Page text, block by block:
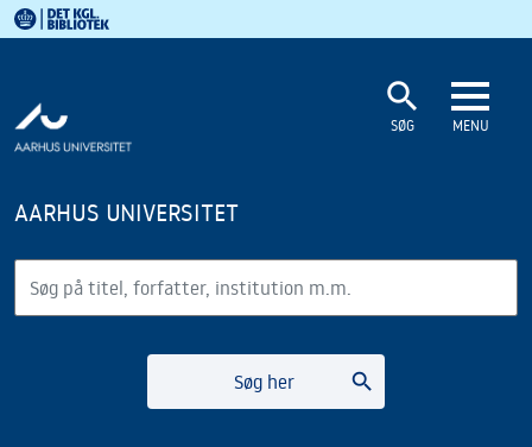
Det Kgl. Bibliotek
AARHUS UNIVERSITET
search
SØG MENU
Søg
Søg her search